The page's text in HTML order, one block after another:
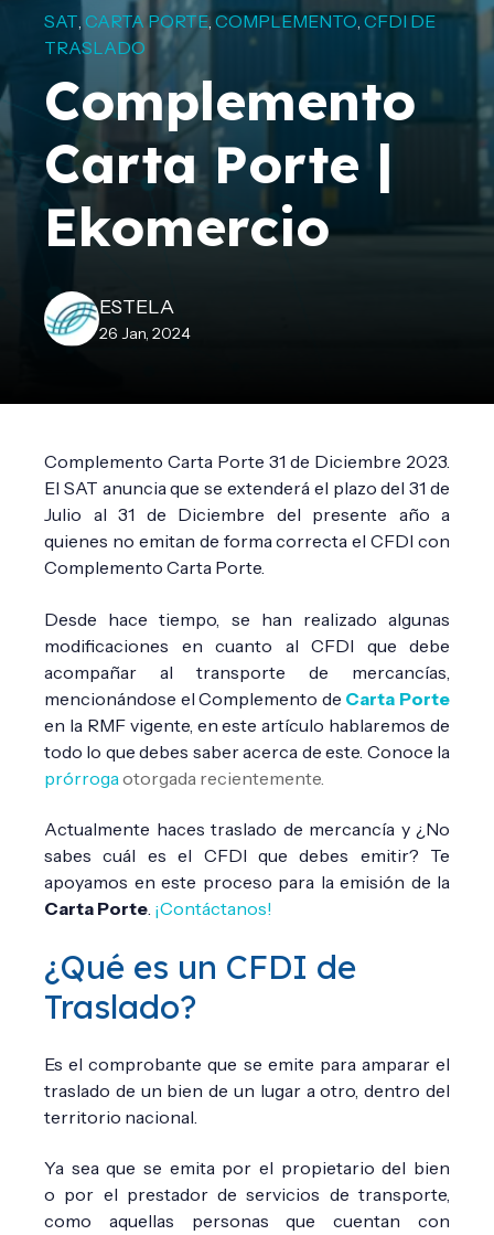
SAT, CARTA PORTE, COMPLEMENTO, CFDI DE
TRASLADO
Complemento
Carta Porte |
Ekomercio
ESTELA
26 Jan, 2024
Complemento Carta Porte 31 de Diciembre 2023.
El SAT anuncia que se extenderá el plazo del 31 de
Julio al 31 de Diciembre del presente año a
quienes no emitan de forma correcta el CFDI con
Complemento Carta Porte.
Desde hace tiempo, se han realizado algunas
modificaciones en cuanto al CFDI que debe
acompañar al transporte de mercancías,
mencionándose el Complemento de Carta Porte
en la RMF vigente, en este artículo hablaremos de
todo lo que debes saber acerca de este. Conoce la
prórroga otorgada recientemente.
Actualmente haces traslado de mercancía y ¿No
sabes cuál es el CFDI que debes emitir? Te
apoyamos en este proceso para la emisión de la
Carta Porte. ¡Contáctanos!
¿Qué es un CFDI de
Traslado?
Es el comprobante que se emite para amparar el
traslado de un bien de un lugar a otro, dentro del
territorio nacional.
Ya sea que se emita por el propietario del bien
o por el prestador de servicios de transporte,
como aquellas personas que cuentan con